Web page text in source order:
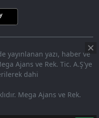
16.31%
yayınlanan yazı, haber ve
Ajans ve Rek. Tic. A.Ş'ye
dahi
Mega Ajans ve Rek.